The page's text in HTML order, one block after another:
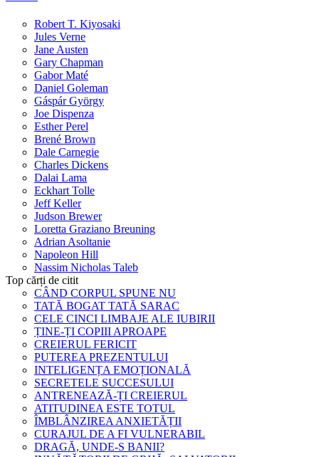
Robert T. Kiyosaki
Jules Verne
Jane Austen
Gary Chapman
Gabor Maté
Daniel Goleman
Gáspár György
Joe Dispenza
Esther Perel
Brené Brown
Dale Carnegie
Charles Dickens
Dalai Lama
Eckhart Tolle
Jeff Keller
Judson Brewer
Loretta Graziano Breuning
Adrian Asoltanie
Napoleon Hill
Nassim Nicholas Taleb
Top cărți de citit
CÂND CORPUL SPUNE NU
TATĂ BOGAT TATĂ SARAC
CELE CINCI LIMBAJE ALE IUBIRII
ȚINE-ȚI COPIII APROAPE
CREIERUL FERICIT
PUTEREA PREZENTULUI
INTELIGENȚA EMOȚIONALĂ
SECRETELE SUCCESULUI
ANTRENEAZĂ-ȚI CREIERUL
ATITUDINEA ESTE TOTUL
ÎMBLÂNZIREA ANXIETĂȚII
CURAJUL DE A FI VULNERABIL
DRAGĂ, UNDE-S BANII?